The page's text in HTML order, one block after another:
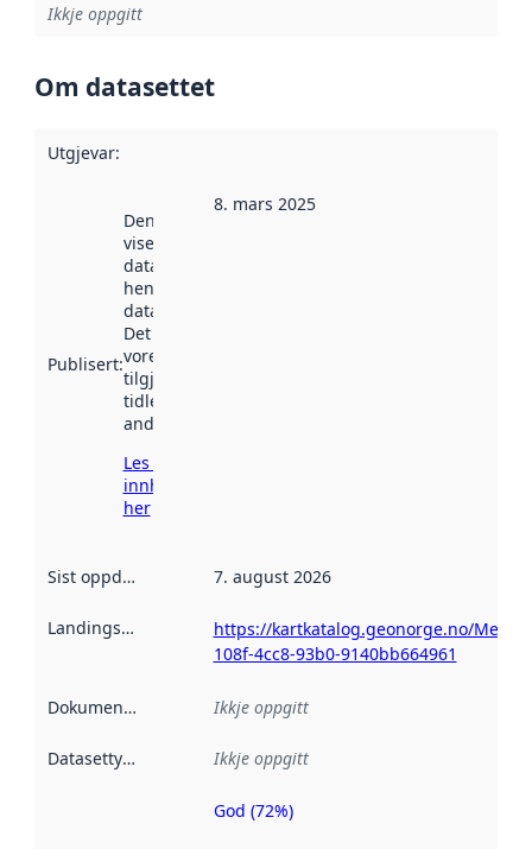
Ikkje oppgitt
Om datasettet
Utgjevar:
Publisert:
Denne datoen
viser når
datasettet vart
henta inn av
data.norge.no.
Det kan ha
vore
tilgjengeleg
tidlegare
andre stader.
Les meir om
innhenting
her
8. mars 2025
Sist oppdatert 7. august 2026
Landingsside
https://kartkatalog.geonorge.no/
108f-4cc8-93b0-9140bb664961
Dokumentasjon Ikkje oppgitt
Datasettype Ikkje oppgitt
Metadatakvalitet
God (72%)